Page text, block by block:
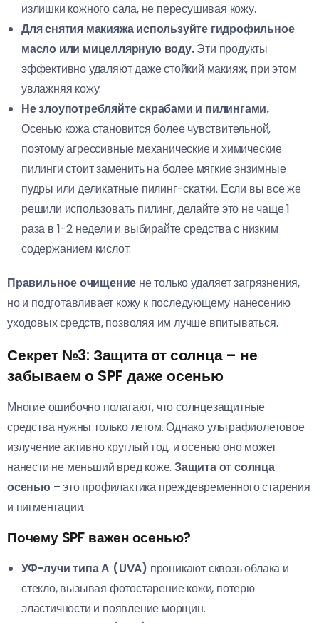
излишки кожного сала, не пересушивая кожу.
Для снятия макияжа используйте гидрофильное
масло или мицеллярную воду.Эти продукты
эффективно удаляют даже стойкий макияж, при этом
увлажняя кожу.
Не злоупотребляйте скрабами и пилингами.
Осенью кожа становится более чувствительной,
поэтому агрессивные механические и химические
пилинги стоит заменить на более мягкие энзимные
пудры или деликатные пилинг-скатки. Если вы все же
решили использовать пилинг, делайте это не чаще 1
раза в 1-2 недели и выбирайте средства с низким
содержанием кислот.
Правильное очищение не только удаляет загрязнения,
но и подготавливает кожу к последующему нанесению
уходовых средств, позволяя им лучше впитываться.
Секрет №3: Защита от солнца – не
забываем о SPF даже осенью
Многие ошибочно полагают, что солнцезащитные
средства нужны только летом. Однако ультрафиолетовое
излучение активно круглый год, и осенью оно может
нанести не меньший вред коже. Защита от солнца
осенью – это профилактика преждевременного старения
и пигментации.
Почему SPF важен осенью?
УФ-лучи типа А (UVA) проникают сквозь облака и
стекло, вызывая фотостарение кожи, потерю
эластичности и появление морщин.